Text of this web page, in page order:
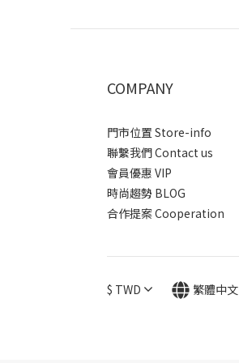
COMPANY
門市位置 Store-info
聯繫我們 Contact us
會員優惠 VIP
時尚趨勢 BLOG
合作提案 Cooperation
$ TWD 繁體中文